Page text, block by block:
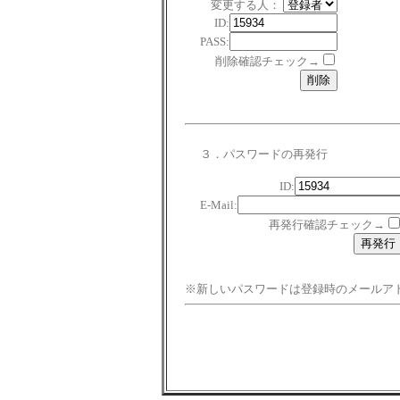
変更する人：
ID:
PASS:
削除確認チェック→
３．パスワードの再発行
ID:
E-Mail:
再発行確認チェック→
※新しいパスワードは登録時のメールア